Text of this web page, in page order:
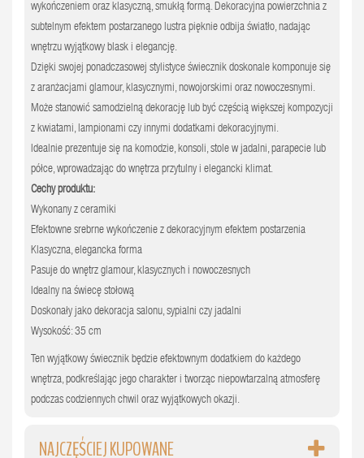
wykończeniem oraz klasyczną, smukłą formą. Dekoracyjna powierzchnia z
subtelnym efektem postarzanego lustra pięknie odbija światło, nadając
wnętrzu wyjątkowy blask i elegancję.
Dzięki swojej ponadczasowej stylistyce świecznik doskonale komponuje się
z aranżacjami glamour, klasycznymi, nowojorskimi oraz nowoczesnymi.
Może stanowić samodzielną dekorację lub być częścią większej kompozycji
z kwiatami, lampionami czy innymi dodatkami dekoracyjnymi.
Idealnie prezentuje się na komodzie, konsoli, stole w jadalni, parapecie lub
półce, wprowadzając do wnętrza przytulny i elegancki klimat.
Cechy produktu:
Wykonany z ceramiki
Efektowne srebrne wykończenie z dekoracyjnym efektem postarzenia
Klasyczna, elegancka forma
Pasuje do wnętrz glamour, klasycznych i nowoczesnych
Idealny na świecę stołową
Doskonały jako dekoracja salonu, sypialni czy jadalni
Wysokość: 35 cm
Ten wyjątkowy świecznik będzie efektownym dodatkiem do każdego
wnętrza, podkreślając jego charakter i tworząc niepowtarzalną atmosferę
podczas codziennych chwil oraz wyjątkowych okazji.
NAJCZĘŚCIEJ KUPOWANE